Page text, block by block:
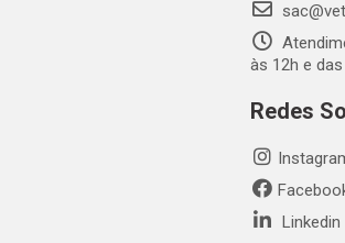
às 12h e
Redes
Linkedin